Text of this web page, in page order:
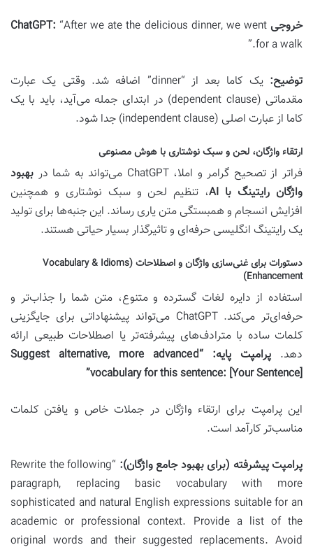
خروجی ChatGPT:“After we ate the delicious dinner, we went
for a walk.”
توضیح:
یک کاما بعد از “dinner” اضافه شد. وقتی یک عبارت
مقدماتی (dependent clause) در ابتدای جمله می‌آید، باید با یک
کاما از عبارت اصلی (independent clause) جدا شود.
ارتقاء واژگان، لحن و سبک نوشتاری با هوش مصنوعی
فراتر از تصحیح گرامر و املا، ChatGPT می‌تواند به شما در
بهبود
واژگان رایتینگ با AI
، تنظیم لحن و سبک نوشتاری و همچنین
افزایش انسجام و همبستگی متن یاری رساند. این جنبه‌ها برای تولید
یک رایتینگ انگلیسی حرفه‌ای و تاثیرگذار بسیار حیاتی هستند.
دستورات برای غنی‌سازی واژگان و اصطلاحات (Vocabulary & Idioms
Enhancement)
استفاده از دایره لغات گسترده و متنوع، متن شما را جذاب‌تر و
حرفه‌ای‌تر می‌کند. ChatGPT می‌تواند پیشنهاداتی برای جایگزینی
کلمات ساده با مترادف‌های پیشرفته‌تر یا اصطلاحات طبیعی ارائه
دهد.پرامپت پایه:
“Suggest alternative, more advanced
vocabulary for this sentence: [Your Sentence]”
این پرامپت برای ارتقاء واژگان در جملات خاص و یافتن کلمات
مناسب‌تر کارآمد است.
پرامپت پیشرفته (برای بهبود جامع واژگان): “Rewrite the following
paragraph, replacing basic vocabulary with more
sophisticated and natural English expressions suitable for an
academic or professional context. Provide a list of the
original words and their suggested replacements. Avoid